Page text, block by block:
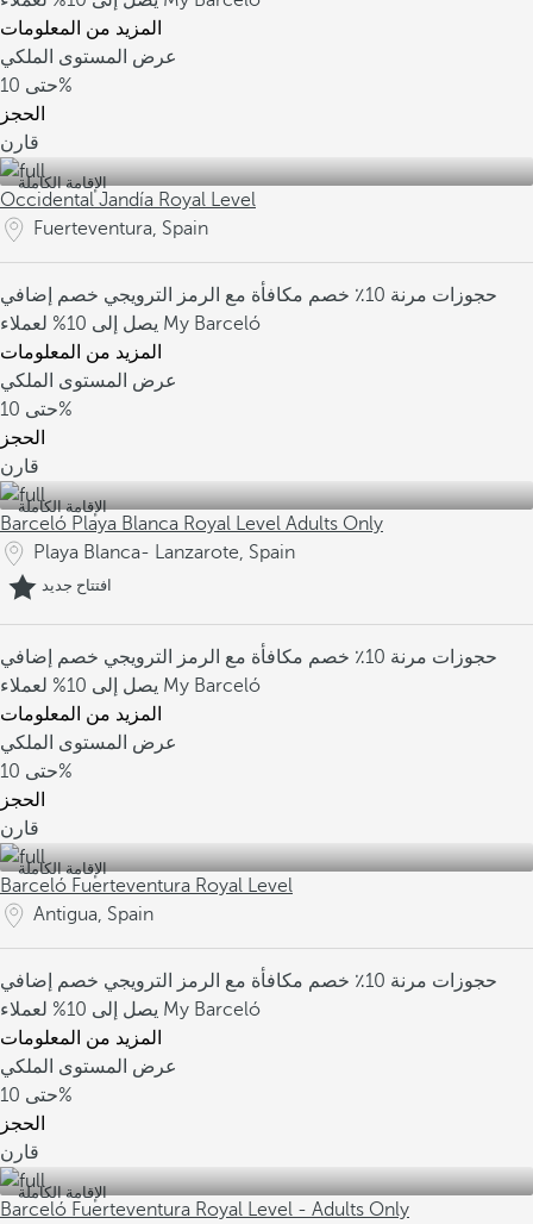
المزيد من المعلومات
عرض المستوى الملكي
حتى10%
الحجز
قارن
الإقامة الكاملة
Occidental Jandía Royal Level
Fuerteventura, Spain
حجوزات مرنة 10٪ خصم مكافأة مع الرمز الترويجي
خصم إضافي
يصل إلى 10% لعملاء My Barceló
المزيد من المعلومات
عرض المستوى الملكي
حتى10%
الحجز
قارن
الإقامة الكاملة
Barceló Playa Blanca Royal Level Adults Only
Playa Blanca- Lanzarote, Spain
افتتاح جديد
حجوزات مرنة 10٪ خصم مكافأة مع الرمز الترويجي
خصم إضافي
يصل إلى 10% لعملاء My Barceló
المزيد من المعلومات
عرض المستوى الملكي
حتى10%
الحجز
قارن
الإقامة الكاملة
Barceló Fuerteventura Royal Level
Antigua, Spain
حجوزات مرنة 10٪ خصم مكافأة مع الرمز الترويجي
خصم إضافي
يصل إلى 10% لعملاء My Barceló
المزيد من المعلومات
عرض المستوى الملكي
حتى10%
الحجز
قارن
الإقامة الكاملة
Barceló Fuerteventura Royal Level - Adults Only